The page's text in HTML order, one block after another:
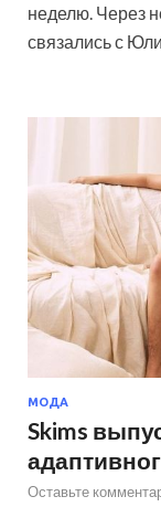
неделю. Через
связались с
МОДА
Skims
Оставьте